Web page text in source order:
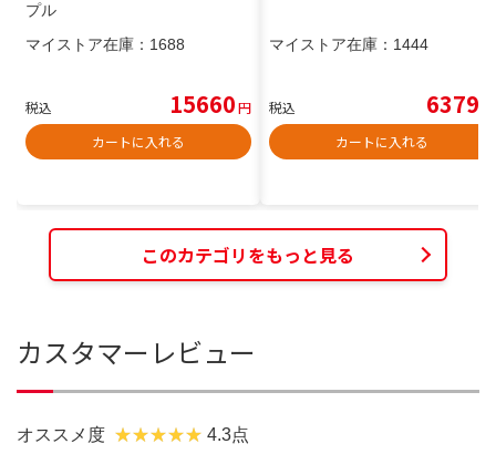
プル
マイストア在庫： 1688
税込 15660円
カートに入れる
マイストア在庫： 1444
税込 6379
カートに入れる
このカテゴリをもっと見る
カスタマーレビュー
オススメ度 4.3点